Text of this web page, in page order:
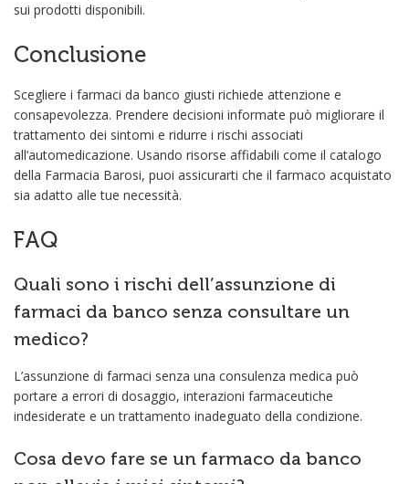
sui prodotti disponibili.
Conclusione
Scegliere i farmaci da banco giusti richiede attenzione e
consapevolezza. Prendere decisioni informate può migliorare il
trattamento dei sintomi e ridurre i rischi associati
all’automedicazione. Usando risorse affidabili come il catalogo
della Farmacia Barosi, puoi assicurarti che il farmaco acquistato
sia adatto alle tue necessità.
FAQ
Quali sono i rischi dell’assunzione di
farmaci da banco senza consultare un
medico?
L’assunzione di farmaci senza una consulenza medica può
portare a errori di dosaggio, interazioni farmaceutiche
indesiderate e un trattamento inadeguato della condizione.
Cosa devo fare se un farmaco da banco